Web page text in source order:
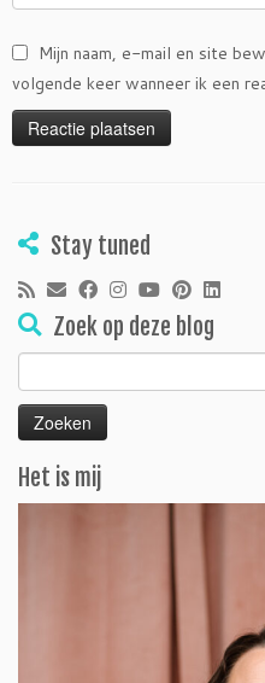
Mijn naam, e-mail en site
volgende keer wanneer ik een
Stay tuned
Zoek op deze blog
Zoeken
naar:
Het is mij